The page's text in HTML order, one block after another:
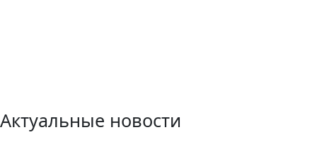
Актуальные новости